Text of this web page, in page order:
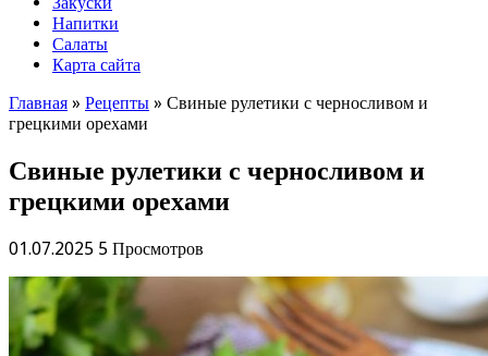
Напитки
Салаты
Карта сайта
Главная » Рецепты » Свиные рулетики с черносливом и
грецкими орехами
Свиные рулетики с черносливом и
грецкими орехами
01.07.2025 5 Просмотров